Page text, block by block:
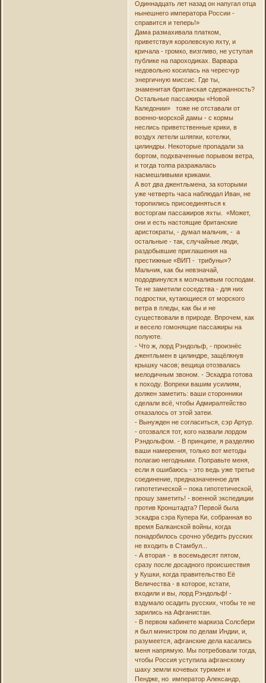
Одиннадцать лет назад он напугал отца
нынешнего императора России -
справится и теперь!»
Дама размахивала платком,
приветствуя королевскую яхту, и
кричала - громко, визгливо, не уступая
публике на пароходиках. Варвара
недовольно косилась на чересчур
энергичную миссис. Где ты,
знаменитая британская сдержанность?
Остальные пассажиры «Новой
Каледонии» тоже не отставали от
военно-морской дамы - с кормы
неслись приветственные крики, в
воздух летели шляпки, котелки,
цилиндры. Некоторые пропадали за
бортом, подхваченные порывом ветра,
и тогда толпа разражалась
насмешливыми криками.
А вот два джентльмена, за которыми
уже четверть часа наблюдал Иван, не
торопились присоединяться к
восторгам пассажиров яхты. «Может,
они и есть настоящие британские
аристократы, - думал мальчик, - а
остальные - так, случайные люди,
раздобывшие приглашения на
престижные «ВИП - трибуны»?
Мальчик, как бы невзначай,
пододвинулся к молчаливым господам.
Те не заметили соседства - для них
подростки, кутающиеся от морского
ветра в пледы, как бы и не
существовали в природе. Впрочем, как
и весело гомонящие пассажиры на
полуюте.
- Что ж, лорд Рэндольф, - произнёс
джентльмен в цилиндре, защёлкнув
крышку часов; вещица отозвалась
мелодичным звоном. - Эскадра готова
к походу. Вопреки вашим усилиям,
должен заметить: ваши сторонники
сделали всё, чтобы Адмиралтейство
отказалось от этой затеи.
- Вынужден не согласиться, сэр Артур.
- отозвался тот, кого назвали лордом
Рэндольфом. - В принципе, я разделяю
ваши намерения, только вот методы
полагаю негодными. Поправьте меня,
если я ошибаюсь - это ведь уже третье
соединение, предназначенное для
гипотетической – пока гипотетической,
прошу заметить! - военной экспедиции
против Кронштадта? Первой была
эскадра сэра Купера Ки, собранная во
время Балканской войны, когда
понадобилось срочно убедить русских
не входить в Стамбул...
- А вторая - в восемьдесят пятом,
сразу после досадного происшествия
у Кушки, когда правительство Её
Величества - в которое, кстати,
входили и вы, лорд Рэндольф! -
вздумало осадить русских, чтобы те не
зарились на Афганистан.
- В первом кабинете маркиза Солсбери
я был министром по делам Индии, и,
разумеется, афганские дела касались
меня напрямую. Мы потребовали тогда,
чтобы Россия уступила афганскому
шаху земли кочевых туркмен и
Пендже, но император Александр,